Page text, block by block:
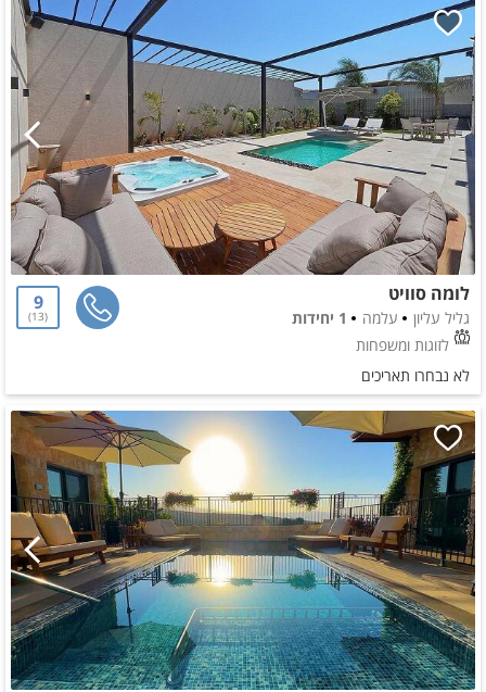
לומה סוויט
גליל עליון עלמה
1 יחידות
לזוגות ומשפחות
9
13
לא נבחרו תאריכים